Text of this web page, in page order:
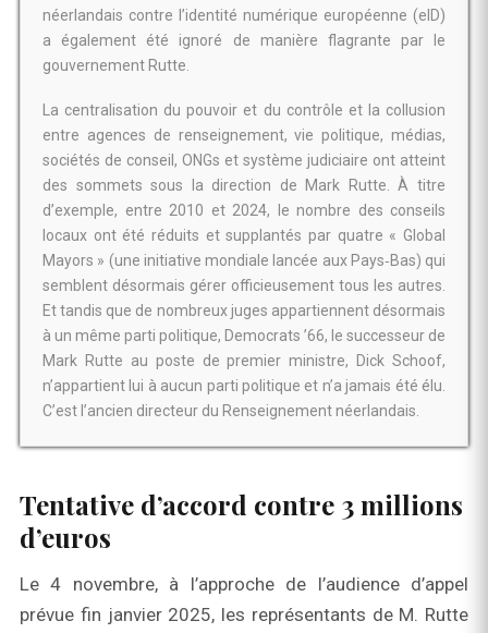
néerlandais contre l’identité numérique européenne (eID)
a également été ignoré de manière flagrante par le
gouvernement Rutte.
La centralisation du pouvoir et du contrôle et la collusion
entre agences de renseignement, vie politique, médias,
sociétés de conseil, ONGs et système judiciaire ont atteint
des sommets sous la direction de Mark Rutte. À titre
d’exemple, entre 2010 et 2024, le nombre des conseils
locaux ont été réduits et supplantés par quatre « Global
Mayors » (une initiative mondiale lancée aux Pays‑Bas) qui
semblent désormais gérer officieusement tous les autres.
Et tandis que de nombreux juges appartiennent désormais
à un même parti politique, Democrats ’66, le successeur de
Mark Rutte au poste de premier ministre, Dick Schoof,
n’appartient lui à aucun parti politique et n’a jamais été élu.
C’est l’ancien directeur du Renseignement néerlandais.
Tentative d’accord contre 3 millions
d’euros
Le 4 novembre, à l’approche de l’audience d’appel
prévue fin janvier 2025, les représentants de M. Rutte